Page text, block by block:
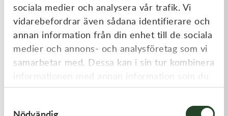
sociala medier och analysera vår trafik. Vi
vidarebefordrar även sådana identifierare och
annan information från din enhet till de sociala
medier och annons- och analysföretag som vi
samarbetar med. Dessa kan i sin tur kombinera
informationen med annan information som du
har tillhandahållit eller som de har samlat in